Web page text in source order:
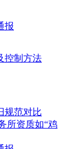
报
控制方法
规范对比
所资质如“鸡